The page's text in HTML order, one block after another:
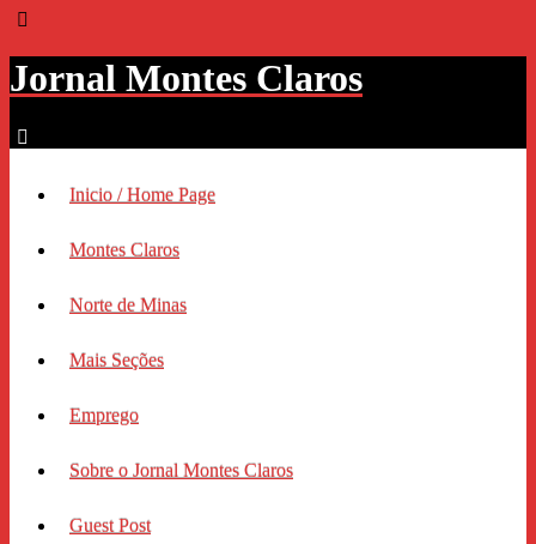
Jornal Montes Claros
Inicio / Home Page
Montes Claros
Norte de Minas
Mais Seções
Emprego
Sobre o Jornal Montes Claros
Guest Post